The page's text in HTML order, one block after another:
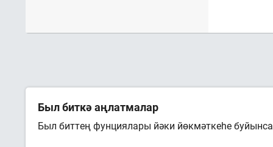
Был биткә аңлатмалар
Был биттең фунциялары йәки йөкмәткеһе